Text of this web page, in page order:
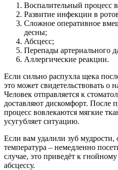
Воспалительный процесс
Развитие инфекции в
Сложное оперативное
десны;
Абсцесс;
Перепады артериального
Аллергические реакции.
Если сильно распухла щека
это может свидетельствовать о
Человек отправляется к
доставляют дискомфорт. После
процесс вовлекаются мягкие
усугубляет ситуацию.
Если вам удалили зуб
температура – немедленно
случае, это приведёт к
абсцессу.